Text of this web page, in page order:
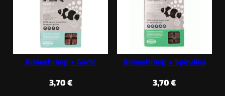
Brineshrimp + Garlic
3,70 €
Brineshrimp + Spirulina
3,70€